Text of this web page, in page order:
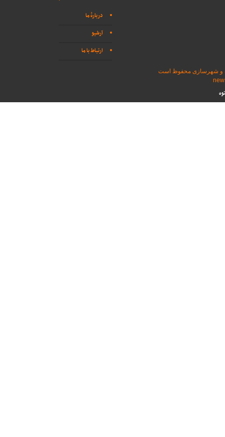
دربارهٔ ما
آرشیو
ارتباط با ما
و شهرسازی محفوظ است